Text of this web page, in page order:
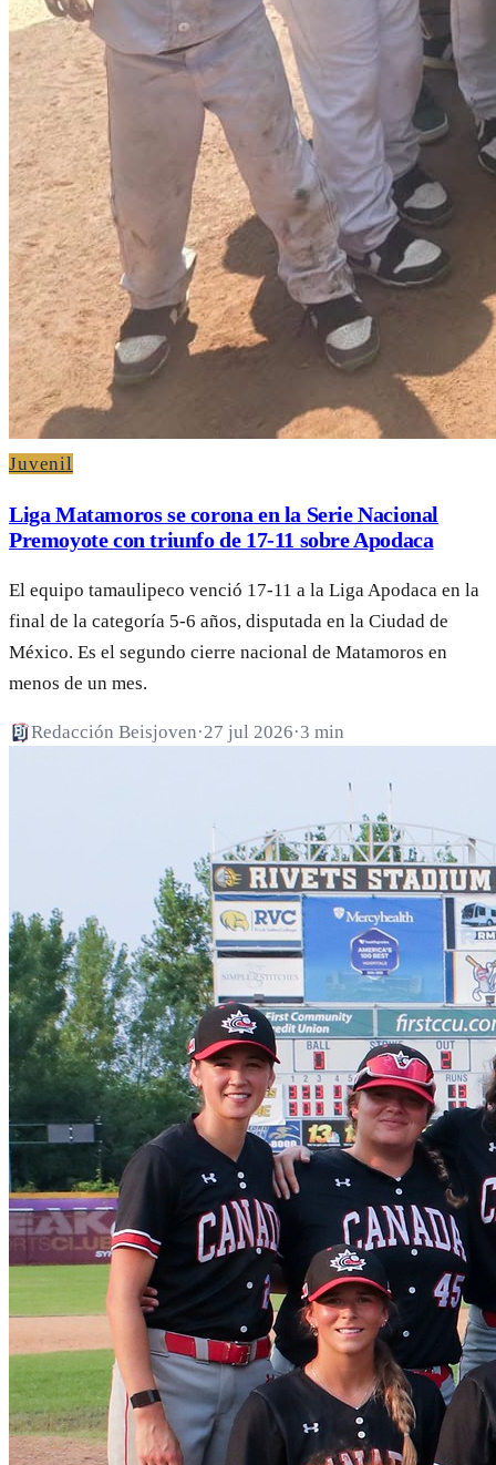
Juvenil
Liga Matamoros se corona en la Serie Nacional
Premoyote con triunfo de 17-11 sobre Apodaca
El equipo tamaulipeco venció 17-11 a la Liga Apodaca en la
final de la categoría 5-6 años, disputada en la Ciudad de
México. Es el segundo cierre nacional de Matamoros en
menos de un mes.
Redacción Beisjoven·27 jul 2026·3 min